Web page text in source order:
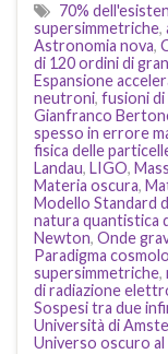
70%
supersimmetriche,
Astronomia nova,
di 120 ordini di
Espansione
neutroni, fusioni di
Gianfranco
spesso in errore
fisica delle
Landau, LIGO,
Materia oscura,
Modello Standard
natura quantistica
Newton, Onde
Paradigma
supersimmetriche,
di radiazione
Sospesi tra due
Università di
Universo oscuro al